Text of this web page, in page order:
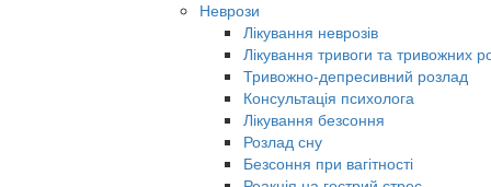
Неврози
Лікування неврозів
Лікування тривоги та тривожних
Тривожно-депресивний розлад
Консультація психолога
Лікування безсоння
Розлад сну
Безсоння при вагітності